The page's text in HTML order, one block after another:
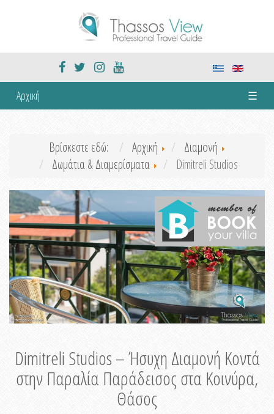
Αρχική ☰
Βρίσκεστε εδώ: Αρχική
Διαμονή
Δωμάτια & Διαμερίσματα
Dimitreli Studios
Dimitreli Studios – Ήσυχη Διαμονή Κοντά
στην Παραλία Παράδεισος στα Κοινύρα,
Θάσος